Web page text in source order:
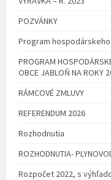
POZVÁNKY
Program
PROGRAM
OBCE JABLOŇ NA ROKY
RÁMCOVÉ ZMLUVY
REFERENDUM 2026
Rozhodnutia
ROZHODNUTIA-
Rozpočet 2022, s